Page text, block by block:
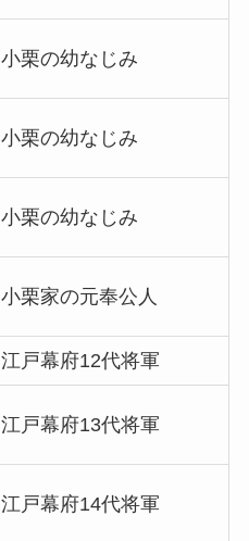
小栗の幼なじみ
小栗の幼なじみ
小栗の幼なじみ
小栗家の元奉公人
江戸幕府12代将軍
江戸幕府13代将軍
江戸幕府14代将軍